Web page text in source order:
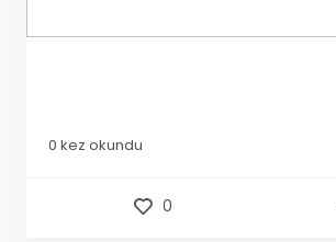
0 kez okundu
0